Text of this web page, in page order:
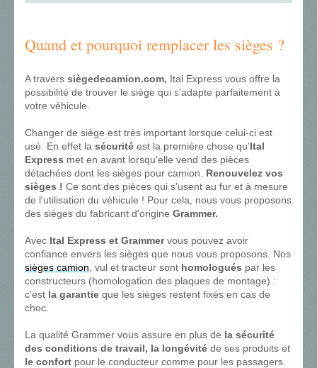
Quand et pourquoi remplacer les sièges ?
A travers siègedecamion.com, Ital Express vous offre la
possibilité de trouver le siège qui s'adapte parfaitement à
votre véhicule.
Changer de siège est très important lorsque celui-ci est
usé. En effet la sécurité est la première chose qu'Ital
Express met en avant lorsqu'elle vend des pièces
détachées dont les sièges pour camion. Renouvelez vos
sièges ! Ce sont des pièces qui s'usent au fur et à mesure
de l'utilisation du véhicule ! Pour cela, nous vous proposons
des sièges du fabricant d'origine Grammer.
Avec Ital Express et Grammervous pouvez avoir
confiance envers les sièges que nous vous proposons. Nos
sièges camion , vul et tracteur sont homologués par les
constructeurs (homologation des plaques de montage) :
c'est la garantie que les sièges restent fixés en cas de
choc.
La qualité Grammer vous assure en plus de la sécurité
des conditions de travail, la longévité de ses produits et
le confort pour le conducteur comme pour les passagers.